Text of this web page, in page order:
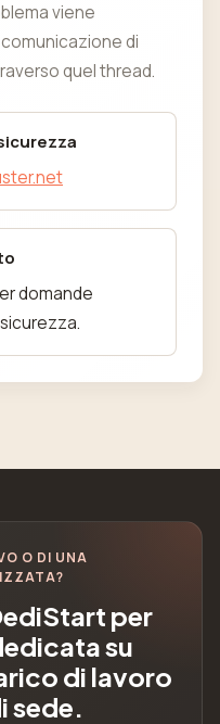
viene
di
quel thread.
domande
O DI UNA
per
su
di lavoro
sede.